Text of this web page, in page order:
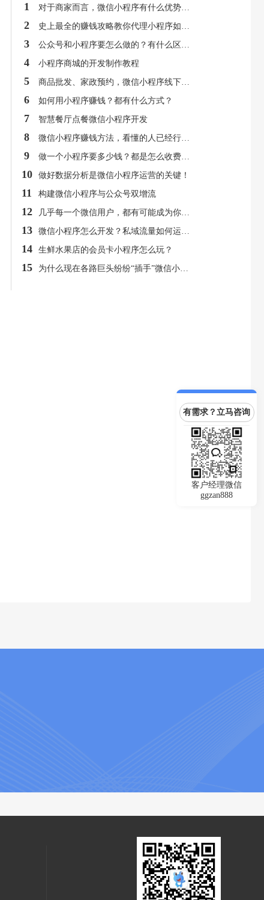
1
2
3
4 小程序商城的开发制作教程
5
6 如何用小程序赚钱？都有什么方式？
7 智慧餐厅点餐微信小程序开发
8
9
10 做好数据分析是微信小程序运营的关键！
11 构建微信小程序与公众号双增流
12
13
14 生鲜水果店的会员卡小程序怎么玩？
15
有需求？立马咨询
客户经理微信
ggzan888